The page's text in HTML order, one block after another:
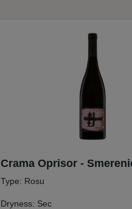
Crama Oprisor -
Type: Rosu
Dryness: Sec